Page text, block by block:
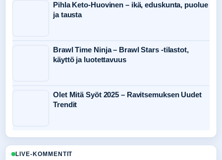
Pihla Keto-Huovinen – ikä, eduskunta, puolue
ja tausta
Brawl Time Ninja – Brawl Stars -tilastot,
käyttö ja luotettavuus
Olet Mitä Syöt 2025 – Ravitsemuksen Uudet
Trendit
LIVE-KOMMENTIT